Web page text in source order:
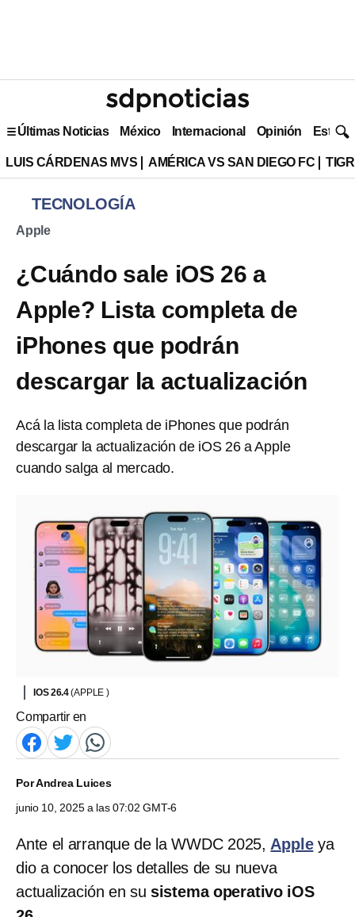
Últimas Noticias México Internacional Opinión Estilo
LUIS CÁRDENAS MVS AMÉRICA VS SAN DIEGO FC
TECNOLOGÍA
Apple
¿Cuándo sale iOS 26 a
Apple? Lista completa de
iPhones que podrán
descargar la actualización
Acá la lista completa de iPhones que podrán
descargar la actualización de iOS 26 a Apple
cuando salga al mercado.
IOS 26.4(APPLE )
Compartir en
PorAndrea Luices
junio 10, 2025 a las 07:02 GMT-6
Ante el arranque de la WWDC 2025, Apple ya
dio a conocer los detalles de su nueva
actualización en su sistema operativo iOS